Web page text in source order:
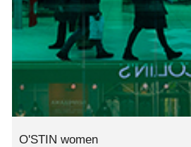
O'STIN women